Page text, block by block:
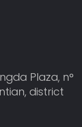
Plaza, n°
district